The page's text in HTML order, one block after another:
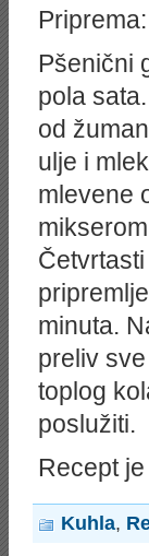
Priprema:
Pšenični
pola
od
ulje i
mlevene
minuta.
preliv
toplog
poslužiti.
Recept
Kuhla,